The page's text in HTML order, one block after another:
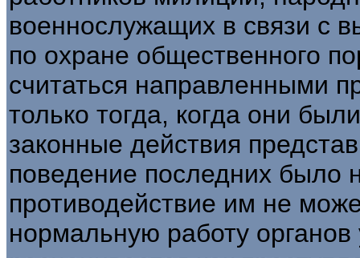
военнослужащих в связи с
по охране общественного
считаться направленными
только тогда, когда они
законные действия
поведение последних было
противодействие им не
нормальную работу